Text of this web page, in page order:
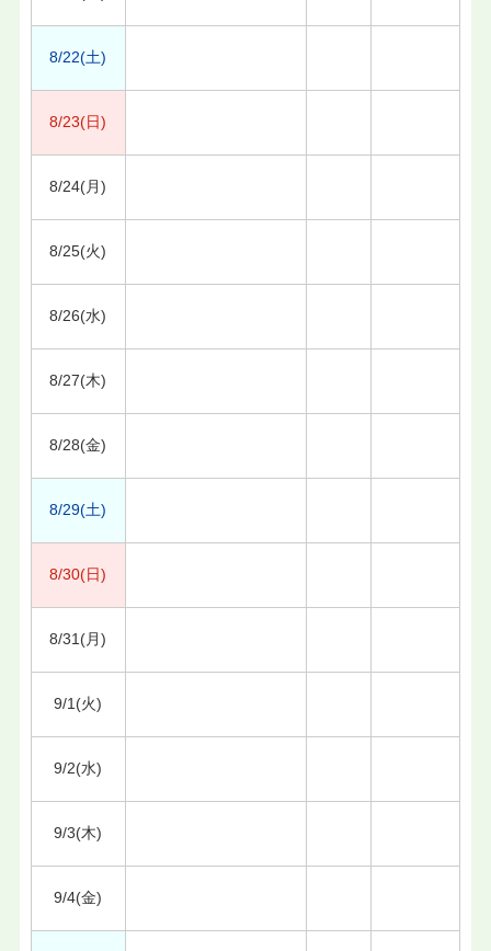
8/22(土)
8/23(日)
8/24(月)
8/25(火)
8/26(水)
8/27(木)
8/28(金)
8/29(土)
8/30(日)
8/31(月)
9/1(火)
9/2(水)
9/3(木)
9/4(金)